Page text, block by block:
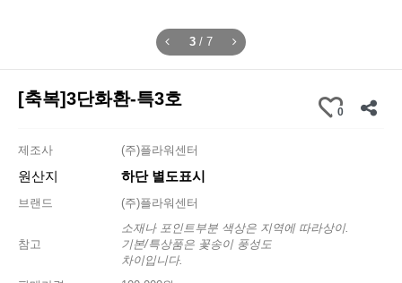
3 / 7
[축복]3단화환-특3호
0
제조사 (주)플라워센터
원산지 하단 별도표시
브랜드 (주)플라워센터
참고
소재나 포인트부분 색상은 지역에 따라상이.
기본/특상품은 꽃송이 풍성도
차이입니다.